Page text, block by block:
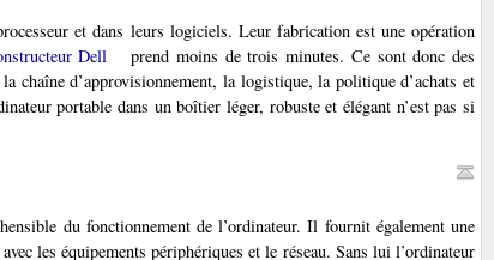
et dans leurs logiciels. Leur fabrication est une opération
Dell
prend moins de trois minutes. Ce sont donc des
chaîne d’approvisionnement, la logistique, la politique d’achats et
portable dans un boîtier léger, robuste et élégant n’est pas si
du fonctionnement de l’ordinateur. Il fournit également une
les équipements périphériques et le réseau. Sans lui l’ordinateur